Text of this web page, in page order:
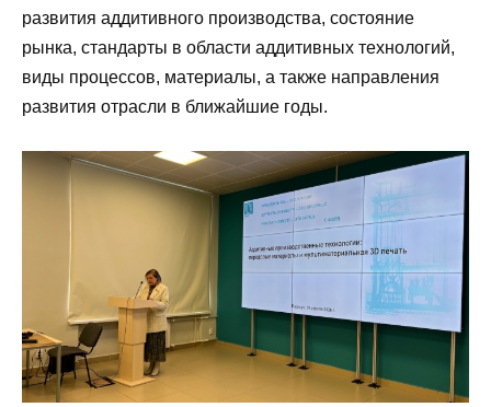
развития аддитивного производства, состояние
рынка, стандарты в области аддитивных технологий,
виды процессов, материалы, а также направления
развития отрасли в ближайшие годы.